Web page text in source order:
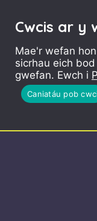
Cwcis ar y
Mae'r wefan
sicrhau eich
gwefan. Ewch i
Caniatáu pob